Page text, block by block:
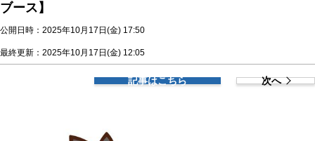
ブース】
公開日時：2025年10月17日(金) 17:50
最終更新：2025年10月17日(金) 12:05
記事はこちら 次へ